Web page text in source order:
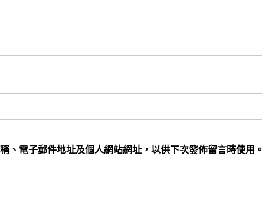
、電子郵件地址及個人網站網址，以供下次發佈留言時使用。